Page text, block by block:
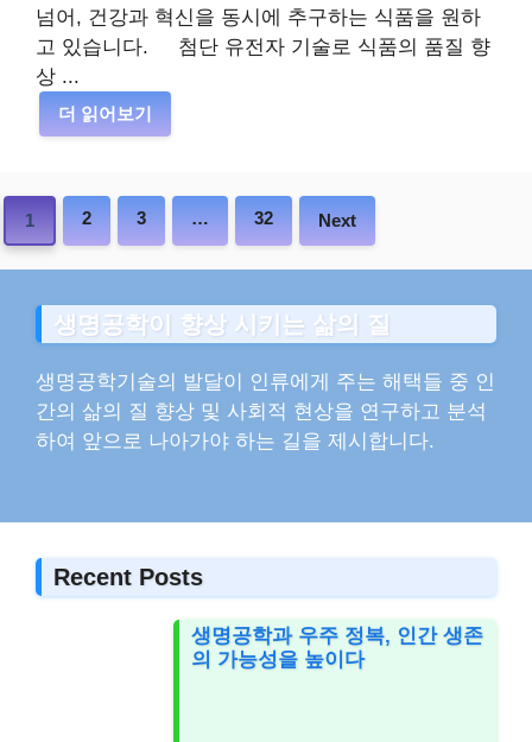
넘어, 건강과 혁신을 동시에 추구하는 식품을 원하
고 있습니다. 첨단 유전자 기술로 식품의 품질 향
상 ...
더 읽어보기
1 2 3 … 32 Next
생명공학이 향상 시키는 삶의 질
생명공학기술의 발달이 인류에게 주는 해택들 중 인
간의 삶의 질 향상 및 사회적 현상을 연구하고 분석
하여 앞으로 나아가야 하는 길을 제시합니다.
Recent Posts
생명공학과 우주 정복, 인간 생존
의 가능성을 높이다